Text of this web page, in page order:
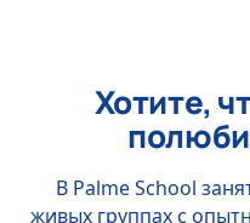
Хотите,
В Palme School
живых группах с